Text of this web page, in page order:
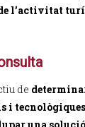
l’activitat
de
i